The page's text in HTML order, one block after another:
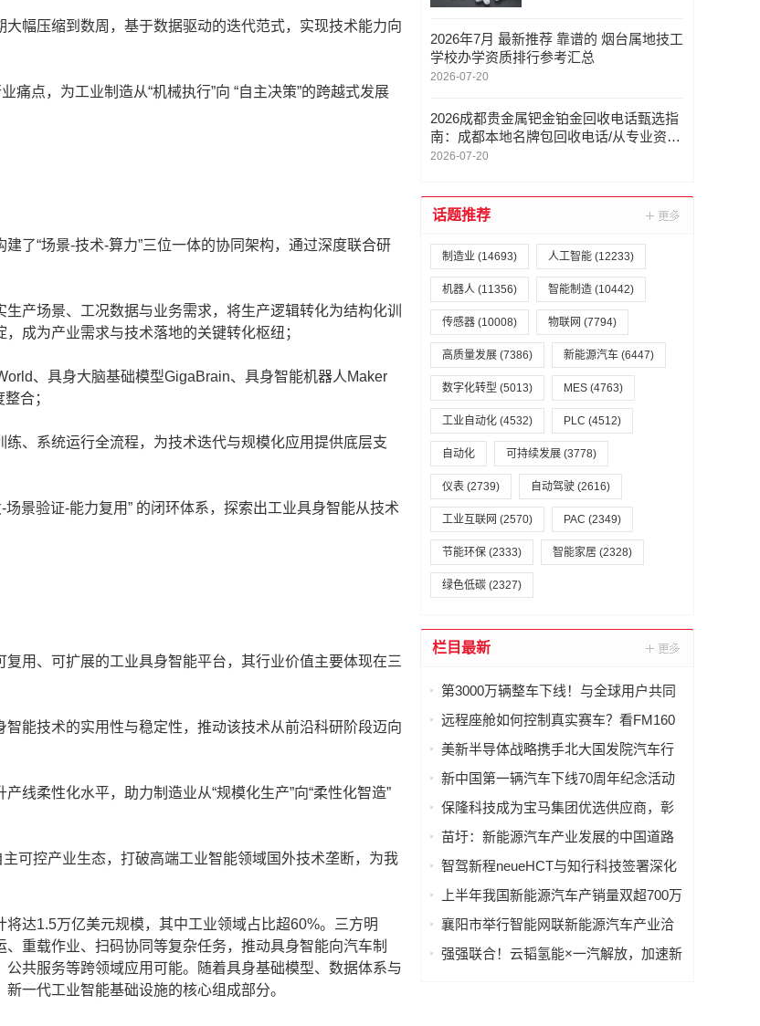
压缩到数周，基于数据驱动的迭代范式，实现技术能力向
点，为工业制造从“机械执行”向 “自主决策”的跨越式发展
“场景-技术-算力”三位一体的协同架构，通过深度联合研
场景、工况数据与业务需求，将生产逻辑转化为结构化训
成为产业需求与技术落地的关键转化枢纽；
、具身大脑基础模型GigaBrain、具身智能机器人Maker
合；
系统运行全流程，为技术迭代与规模化应用提供底层支
验证-能力复用” 的闭环体系，探索出工业具身智能从技术
、可扩展的工业具身智能平台，其行业价值主要体现在三
技术的实用性与稳定性，推动该技术从前沿科研阶段迈向
柔性化水平，助力制造业从“规模化生产”向“柔性化智造”
控产业生态，打破高端工业智能领域国外技术垄断，为我
1.5万亿美元规模，其中工业领域占比超60%。三方明
重载作业、扫码协同等复杂任务，推动具身智能向汽车制
共服务等跨领域应用可能。随着具身基础模型、数据体系与
一代工业智能基础设施的核心组成部分。
2026年7月 最新推荐 靠谱的 烟台属地技工
学校办学资质排行参考汇总
2026-07-20
2026成都贵金属钯金铂金回收电话甄选指
南：成都本地名牌包回收电话/从专业资质
到服务体验的行业参考
2026-07-20
话题推荐
制造业 (14693) 人工智能 (12233)
机器人 (11356) 智能制造 (10442)
传感器 (10008) 物联网 (7794)
高质量发展 (7386) 新能源汽车 (6447)
数字化转型 (5013) MES (4763)
工业自动化 (4532) PLC (4512)
自动化 可持续发展 (3778)
仪表 (2739) 自动驾驶 (2616)
工业互联网 (2570) PAC (2349)
节能环保 (2333) 智能家居 (2328)
绿色低碳 (2327)
栏目最新
第3000万辆整车下线！与全球用户共同
见证广汽里程碑时刻
远程座舱如何控制真实赛车？看FM160
的5G数传能力
美新半导体战略携手北大国发院汽车行
业协会，共话AI时代产业新增长
新中国第一辆汽车下线70周年纪念活动
举行
保隆科技成为宝马集团优选供应商，彰
显核心技术实力
苗圩：新能源汽车产业发展的中国道路
智驾新程neueHCT与知行科技签署深化
战略合作备忘录，携手拓局海外智驾市
上半年我国新能源汽车产销量双超700万
辆
襄阳市举行智能网联新能源汽车产业洽
谈会
强强联合！云韬氢能×一汽解放，加速新